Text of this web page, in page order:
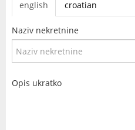
english croatian
Naziv nekretnine
Opis ukratko